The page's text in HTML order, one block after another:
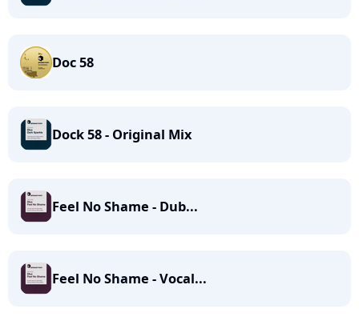
Doc 58
Dock 58 - Original Mix
Feel No Shame - Dub...
Feel No Shame - Vocal...